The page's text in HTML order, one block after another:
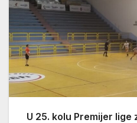
U 25. kolu Premijer lige